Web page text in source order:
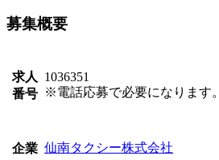
募集概要
求人
番号
1036351
※電話応募で必要になります。
企業 仙南タクシー株式会社